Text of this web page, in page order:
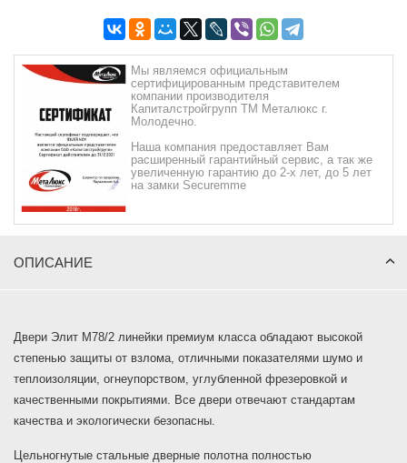
Мы являемся официальным
сертифицированным представителем
компании производителя
Капиталстройгрупп ТМ Металюкс г.
Молодечно.
Наша компания предоставляет Вам
расширенный гарантийный сервис, а так же
увеличенную гарантию до 2-х лет, до 5 лет
на замки Securemme
ОПИСАНИЕ
Двери Элит М78/2 линейки премиум класса обладают высокой
степенью защиты от взлома, отличными показателями шумо и
теплоизоляции, огнеупорством, углубленной фрезеровкой и
качественными покрытиями. Все двери отвечают стандартам
качества и экологически безопасны.
Цельногнутые стальные дверные полотна полностью